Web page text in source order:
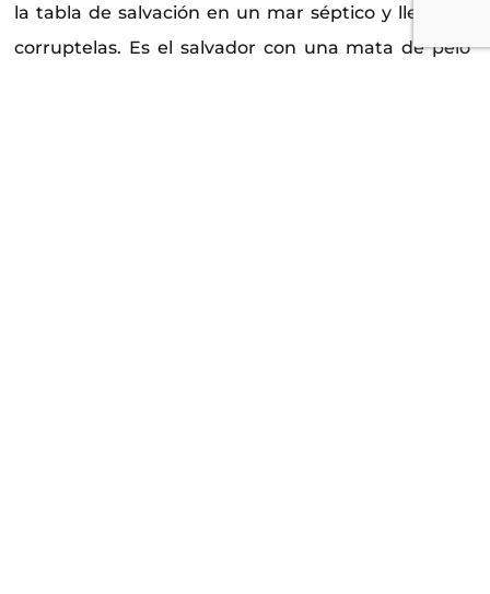
la tabla de salvación en un mar séptico y lleno de
corruptelas. Es el salvador con una mata de pelo